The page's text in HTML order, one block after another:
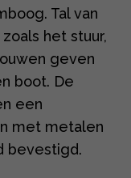
Tal van
het stuur,
geven
boot. De
een
met metalen
bevestigd.